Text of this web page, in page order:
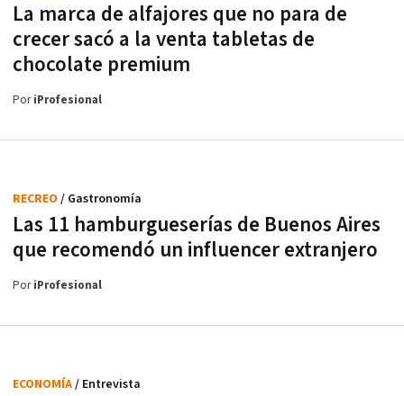
La marca de alfajores que no para de
crecer sacó a la venta tabletas de
chocolate premium
PoriProfesional
Las 11 hamburgueserías de Buenos Aires
que recomendó un influencer extranjero
RECREO / Gastronomía
PoriProfesional
ECONOMÍA/ Entrevista